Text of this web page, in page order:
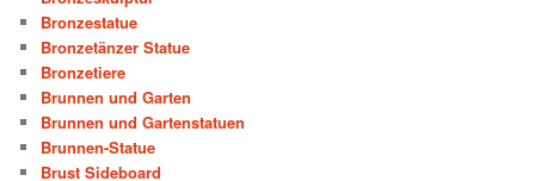
Bronzestatue
Bronzetänzer Statue
Bronzetiere
Brunnen und Garten
Brunnen und Gartenstatuen
Brunnen-Statue
Brust Sideboard